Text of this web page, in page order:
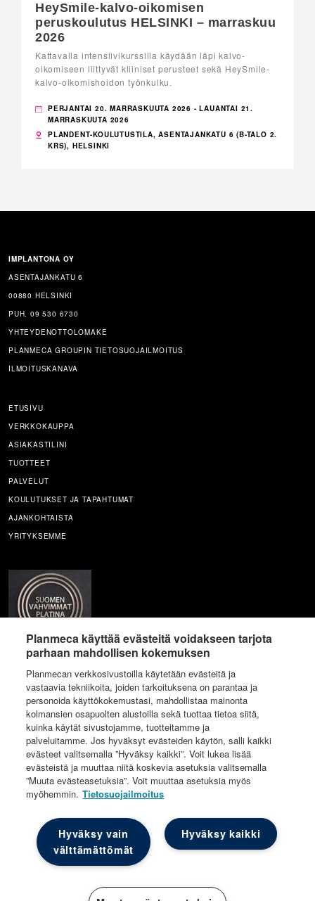
HeySmile-kalvo-oikomisen
peruskoulutus HELSINKI – marraskuu
2026
Kattavalla intensiivikurssilla käydään läpi kalvo-
oikomiseen liittyvät kliiniset perusteet sekä HeySmile-
kalvo-oikomishoidon työnkulku.
PERJANTAI 20. MARRASKUUTA 2026 - LAUANTAI 21.
MARRASKUUTA 2026
PLANDENT-KOULUTUSTILA, ASENTAJANKATU 6 (B-TALO 2.
KRS), HELSINKI
IMPLANTONA OY
ASENTAJANKATU 6
00880 HELSINKI
PUH. 09 530 6730
YHTEYDENOTTOLOMAKE
PLANMECA GROUPIN TIETOSUOJAILMOITUS
ILMOITUSKANAVA
ETUSIVU
VERKKOKAUPPA
ASIAKASTILINI
TUOTTEET
PALVELUT
KOULUTUKSET JA TAPAHTUMAT
AJANKOHTAISTA
YRITYKSEMME
© Implantona
Planmeca käyttää evästeitä voidakseen tarjota
parhaan mahdollisen kokemuksen
Planmecan verkkosivustoilla käytetään evästeitä ja
vastaavia tekniikoita, joiden tarkoituksena on parantaa ja
personoida käyttökokemustasi, mahdollistaa mainonta
kolmansien osapuolten alustoilla sekä tuottaa tietoa siitä,
kuinka käytät sivustojamme, tuotteitamme ja
palveluitamme. Jos hyväksyt evästeiden käytön, salli kaikki
evästeet valitsemalla ”Hyväksy kaikki”. Voit lukea lisää
evästeistä ja muuttaa niitä koskevia asetuksia valitsemalla
”Muuta evästeasetuksia”. Voit muuttaa asetuksia myös
myöhemmin. Tietosuojailmoitus
Hyväksy kaikki
Hyväksy vain
välttämättömät